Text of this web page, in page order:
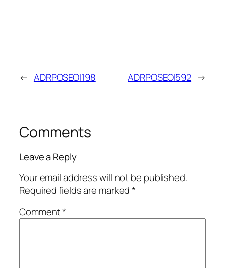
← ADRPOSEOI198 ADRPOSEOI592 →
Comments
Leave a Reply
Your email address will not be published.
Required fields are marked*
Comment*